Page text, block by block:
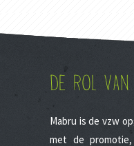
DE ROL VAN
Mabru is de vzw
met de